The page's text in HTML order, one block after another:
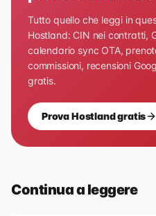
Tutto quello che leggi in
Hostland: CIN nei contratti,
calendario sync OTA,
commissioni, recensioni
gratis.
Prova Hostland gratis
Continua a leggere